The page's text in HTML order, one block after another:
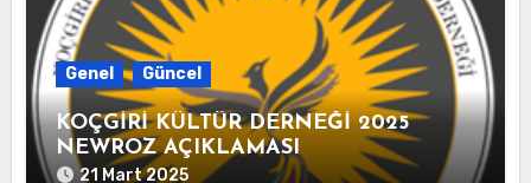
Genel Güncel
KOÇGİRİ KÜLTÜR DERNEĞİ 2025
NEWROZ AÇIKLAMASI
21 Mart 2025